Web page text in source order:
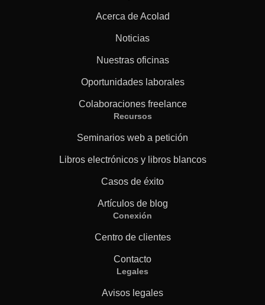
Acerca de Acolad
Noticias
Nuestras oficinas
Oportunidades laborales
Colaboraciones freelance
Recursos
Seminarios web a petición
Libros electrónicos y libros blancos
Casos de éxito
Artículos de blog
Conexión
Centro de clientes
Contacto
Legales
Avisos legales